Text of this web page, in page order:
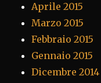
Aprile 2015
Marzo 2015
Febbraio 2015
Gennaio 2015
Dicembre 2014